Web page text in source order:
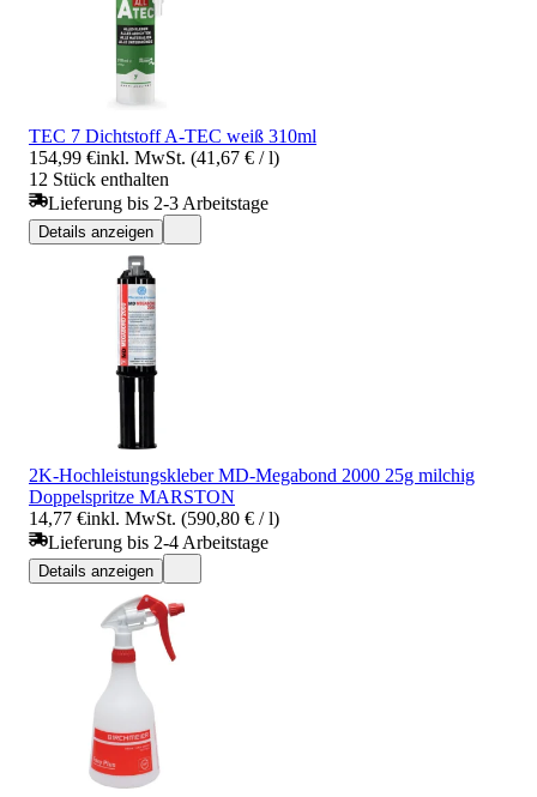
TEC 7 Dichtstoff A-TEC weiß 310ml
154,99 €inkl. MwSt. (41,67 € / l)
12 Stück enthalten
Lieferung bis 2-3 Arbeitstage
Details anzeigen
2K-Hochleistungskleber MD-Megabond 2000 25g milchig
Doppelspritze MARSTON
14,77 €inkl. MwSt. (590,80 € / l)
Lieferung bis 2-4 Arbeitstage
Details anzeigen